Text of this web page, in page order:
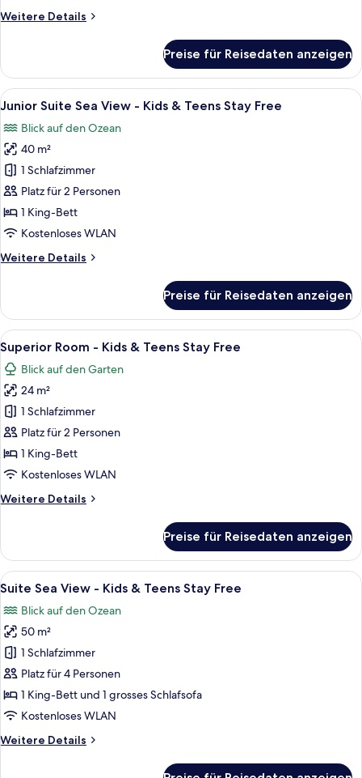
Stay
Weitere Details
Weitere
Suite
Kids
Teens
Stay
Free
Preise für Reisedaten anzeigen
Alle
Fotos
für
Junior
Suite
Sea
View
-
&
Free
anzeigen
Ein modernes Hotelzimmer mit
11
Junior Suite Sea View - Kids & Teens Stay Free
Blick auf den Ozean
40 m²
1 Schlafzimmer
Platz für 2 Personen
1 King-Bett
Kostenloses WLAN
Weitere Details
Weitere
Suite
Sea
View
Kids
&
Teens
Stay
Free
Preise für Reisedaten anzeigen
Alle
Fotos
für
Superior
Room
-
Kids
&
Stay
Ein Hotelzimmer mit Bett,
7
Superior Room - Kids & Teens Stay Free
Blick auf den Garten
24 m²
1 Schlafzimmer
Platz für 2 Personen
1 King-Bett
Kostenloses WLAN
Weitere Details
Weitere
Room
Kids
Teens
Stay
Free
Preise für Reisedaten anzeigen
Alle
Fotos
für
Suite
Sea
View
-
Kids
Teens
Ein modernes Hotelzimmer mit
9
Suite Sea View - Kids & Teens Stay Free
Blick auf den Ozean
50 m²
1 Schlafzimmer
Platz für 4 Personen
1 King-Bett und 1 grosses Schlafsofa
Kostenloses WLAN
Weitere Details
Weitere